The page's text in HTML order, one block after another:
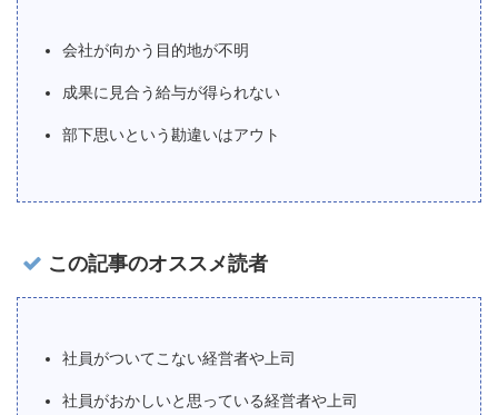
会社が向かう目的地が不明
成果に見合う給与が得られない
部下思いという勘違いはアウト
この記事のオススメ読者
社員がついてこない経営者や上司
社員がおかしいと思っている経営者や上司